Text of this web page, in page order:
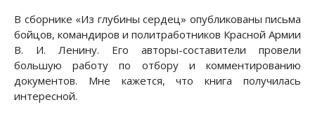
В сборнике «Из глубины сердец» опубликованы письма
бойцов, командиров и политработников Красной Армии
В. И. Ленину. Его авторы-составители провели
большую работу по отбору и комментированию
документов. Мне кажется, что книга получилась
интересной.